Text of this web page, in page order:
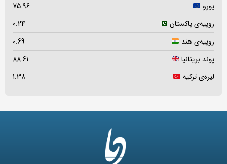
یورو
75.96
روپیه‌ی پاکستان
0.24
روپیه‌ی هند
0.69
پوند بریتانیا
88.61
لیره‌ی ترکیه
1.38